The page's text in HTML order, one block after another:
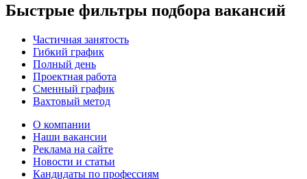
Быстрые фильтры подбора вакансий
Частичная занятость
Гибкий график
Полный день
Проектная работа
Сменный график
Вахтовый метод
О компании
Наши вакансии
Реклама на сайте
Новости и статьи
Кандидаты по профессиям